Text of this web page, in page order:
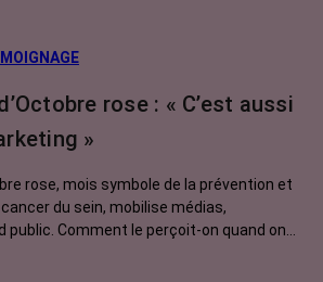
rose : « C’est aussi
»
rose, mois symbole de la prévention et
du sein, mobilise médias,
Comment le perçoit-on quand on